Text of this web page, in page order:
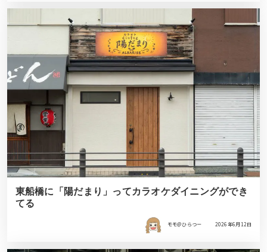
東船橋に「陽だまり」ってカラオケダイニングができ
てる
モモ＠ひらつー 2026年6月12日